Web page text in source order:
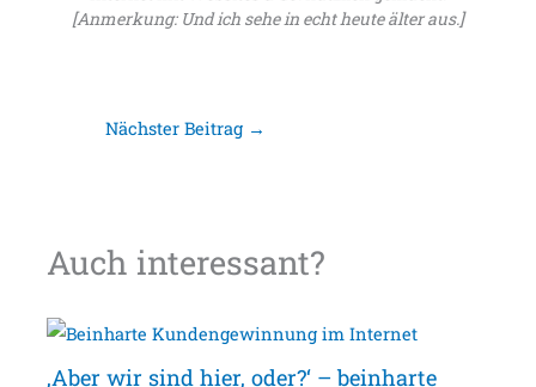
[Anmerkung: Und ich sehe in echt heute älter aus.]
Nächster Beitrag →
Auch interessant?
‚Aber wir sind hier, oder?‘ – beinharte